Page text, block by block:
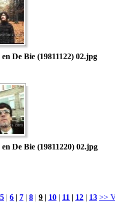
De Bie (19811122) 02.jpg
De Bie (19811220) 02.jpg
5 | 6 | 7 | 8 | 9 | 10 | 11 | 12 | 13 >>